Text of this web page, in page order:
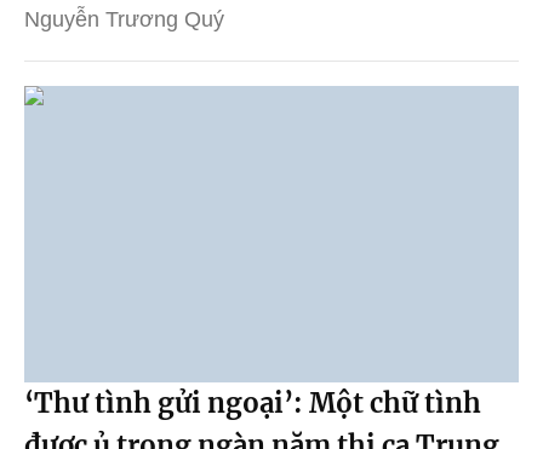
Nguyễn Trương Quý
‘Thư tình gửi ngoại’: Một chữ tình